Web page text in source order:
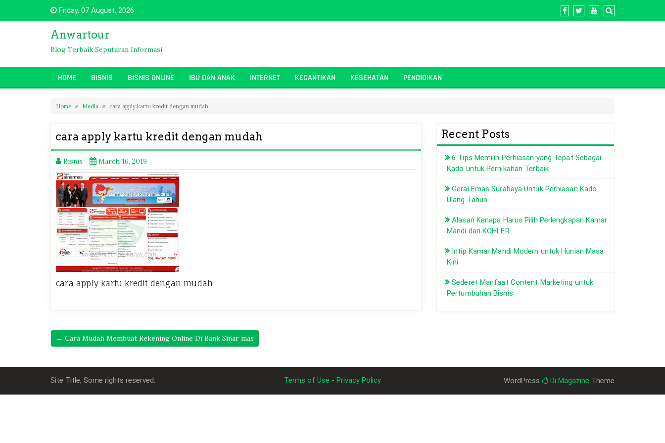
Friday, 07 August, 2026
Anwartour
Blog Terbaik Seputaran Informasi
HOME BISNIS BISNIS ONLINE IBU DAN ANAK INTERNET KECANTIKAN KESEHATAN PENDIDIKAN
Home Media cara apply kartu kredit dengan mudah
cara apply kartu kredit dengan mudah
Bisnis March 16, 2019
cara apply kartu kredit dengan mudah
← Cara Mudah Membuat Rekening Online Di Bank Sinar mas
Recent Posts
6 Tips Memilih Perhiasan yang Tepat Sebagai
Kado untuk Pernikahan Terbaik
Gerai Emas Surabaya Untuk Perhiasan Kado
Ulang Tahun
Alasan Kenapa Harus Pilih Perlengkapan Kamar
Mandi dari KOHLER
Intip Kamar Mandi Modern untuk Hunian Masa
Kini
Sederet Manfaat Content Marketing untuk
Pertumbuhan Bisnis
Site Title, Some rights reserved. Terms of Use - Privacy Policy WordPress Di Magazine Theme